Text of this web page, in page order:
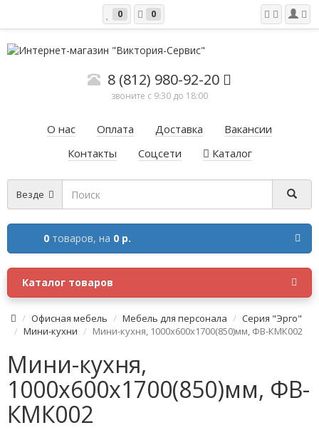
0 0
8 (812) 980-92-20
звоните с 9:30 до 18:00
О нас Оплата Доставка
Вакансии
Контакты
Соцсети Каталог
Везде
0 товаров, на 0 р.
Каталог товаров
Офисная мебель Мебель для персонала
Серия "Эрго"
Мини-кухни
Мини-кухня, 1000x600x1700(850)мм, ФВ-КМК002
Мини-кухня,
1000x600x1700(850)мм, ФВ-
КМК002